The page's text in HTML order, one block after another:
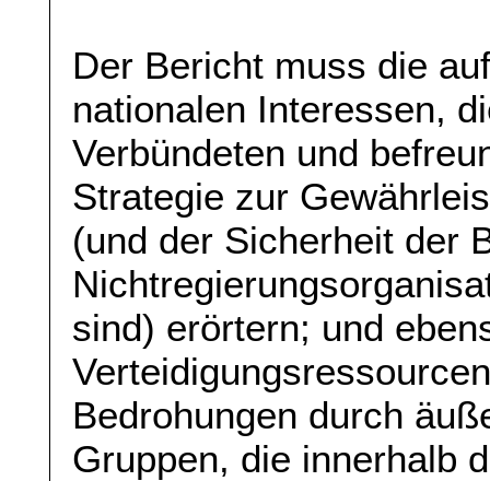
Der Bericht muss die
nationalen Interessen,
Verbündeten und
Strategie zur
(und der Sicherheit der
sind) erörtern; und
Bedrohungen durch
Gruppen, die innerhalb